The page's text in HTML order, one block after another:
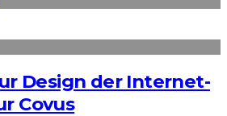
Design der Internet-
Covus